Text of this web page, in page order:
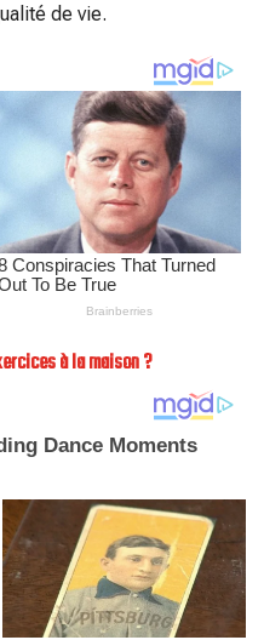
de vie.
à la maison ?